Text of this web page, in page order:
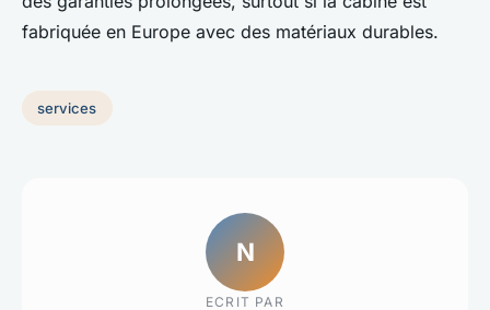
fabriquée en Europe avec des matériaux durables.
services
N
ECRIT PAR